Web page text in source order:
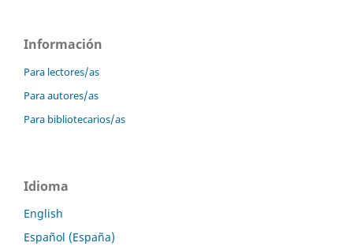
Información
Para lectores/as
Para autores/as
Para bibliotecarios/as
Idioma
English
Español (España)